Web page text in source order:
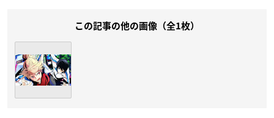
この記事の他の画像（全1枚）